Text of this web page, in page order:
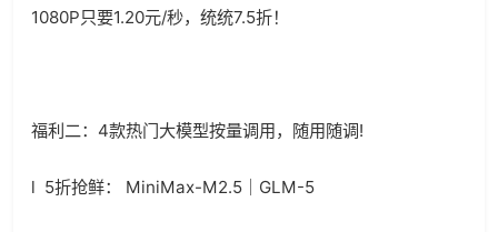
1080P只要1.20元/秒，统统7.5折！
福利二： 4款热门大模型按量调用，随用随调!
l 5折抢鲜： MiniMax-M2.5 GLM-5